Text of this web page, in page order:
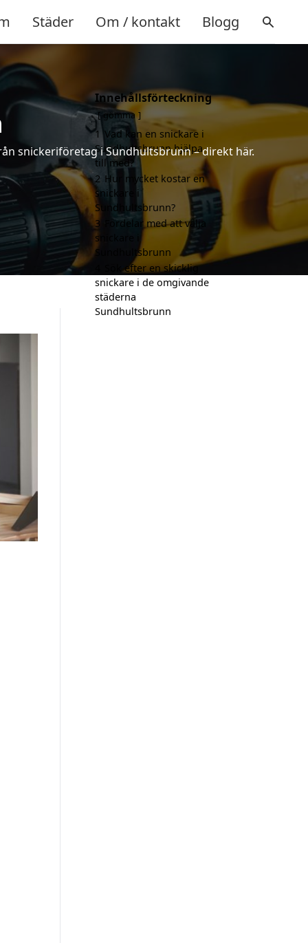
Städer Om / kontakt Blogg
snickeriföretag i Sundhultsbrunn – direkt här.
Innehållsförteckning
gömma
1 Vad kan en snickare i
Sundhultsbrunn hjälpa
till med?
2 Hur mycket kostar en
snickare i
Sundhultsbrunn?
3
Fördelar med att välja
snickare i
Sundhultsbrunn
Sök efter en skicklig
snickare i de omgivande
städerna
Sundhultsbrunn